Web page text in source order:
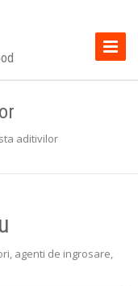
Toggle
aditivilor
agenti de ingrosare,